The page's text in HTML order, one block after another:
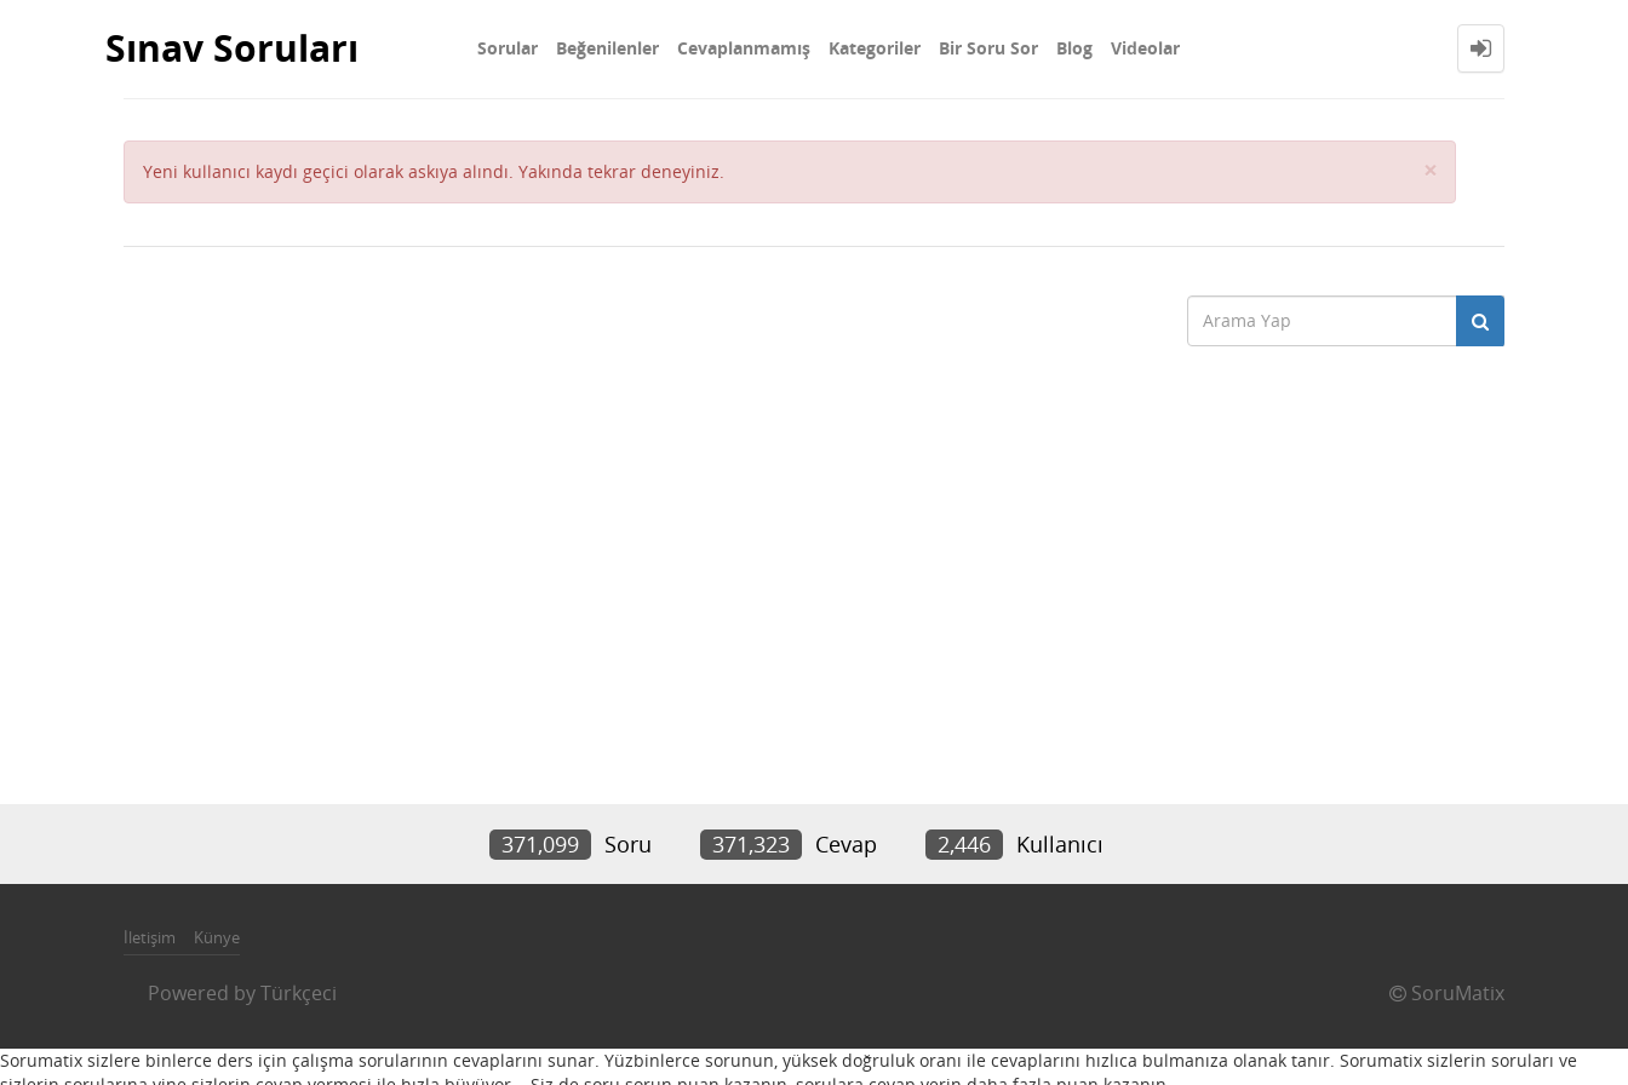
Sınav Soruları Sorular Beğenilenler Cevaplanmamış Kategoriler Bir Soru Sor Blog Videolar
Yeni kullanıcı kaydı geçici olarak askıya alındı. Yakında tekrar deneyiniz. ×
371,099 Soru 371,323 Cevap 2,446 Kullanıcı
İletişim Künye
Powered byTürkçeci SoruMatix
Sorumatix sizlere binlerce ders için çalışma sorularının cevaplarını sunar. Yüzbinlerce sorunun, yüksek doğruluk oranı ile cevaplarını hızlıca bulmanıza olanak tanır. Sorumatix sizlerin soruları ve